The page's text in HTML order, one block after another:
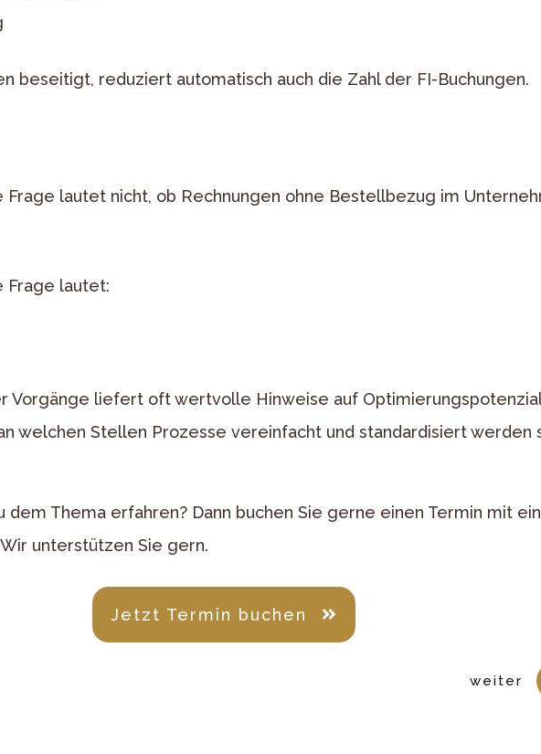
beseitigt, reduziert automatisch auch die Zahl der FI-Buchungen.
Frage lautet nicht, ob Rechnungen ohne Bestellbezug im
Frage lautet:
Vorgänge liefert oft wertvolle Hinweise auf
welchen Stellen Prozesse vereinfacht und standardisiert werden
dem Thema erfahren? Dann buchen Sie gerne einen Termin mit
unterstützen Sie gern.
Jetzt Termin buchen
weiter